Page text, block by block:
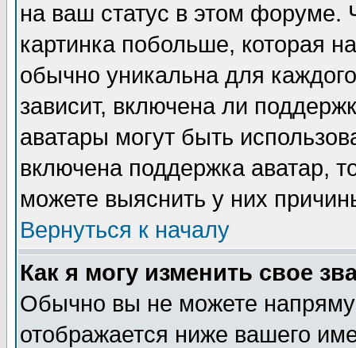
на ваш статус в этом форуме.
картинка побольше, которая
обычно уникальна для
зависит, включена ли
аватары могут быть
включена поддержка аватар,
можете выяснить у них
Вернуться к началу
Как я могу изменить свое
Обычно вы не можете
отображается ниже вашего